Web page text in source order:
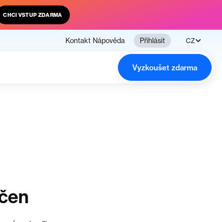
CHCI VSTUP ZDARMA
Kontakt Nápověda Přihlásit CZ
Vyzkoušet zdarma